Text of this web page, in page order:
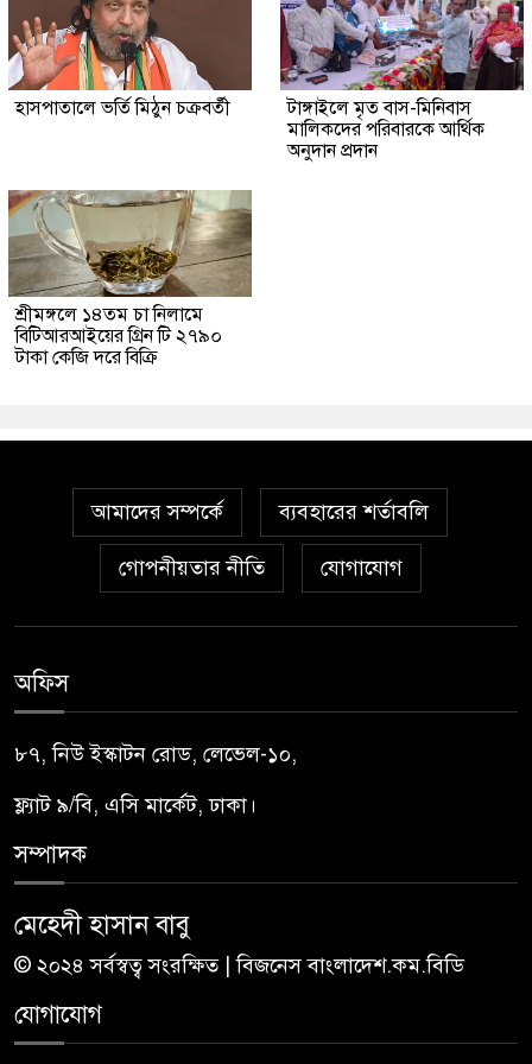
হাসপাতালে ভর্তি মিঠুন চক্রবর্তী
টাঙ্গাইলে মৃত বাস-মিনিবাস
মালিকদের পরিবারকে আর্থিক
অনুদান প্রদান
শ্রীমঙ্গলে ১৪তম চা নিলামে
বিটিআরআইয়ের গ্রিন টি ২৭৯০
টাকা কেজি দরে বিক্রি
আমাদের সম্পর্কে ব্যবহারের শর্তাবলি
গোপনীয়তার নীতি যোগাযোগ
অফিস
৮৭, নিউ ইস্কাটন রোড, লেভেল-১০,
ফ্ল্যাট ৯/বি, এসি মার্কেট, ঢাকা।
সম্পাদক
মেহেদী হাসান বাবু
© ২০২৪ সর্বস্বত্ব সংরক্ষিত | বিজনেস বাংলাদেশ.কম.বিডি
যোগাযোগ